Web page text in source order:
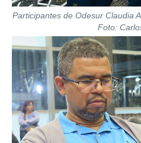
Participantes de Odesur Claudia
Foto: